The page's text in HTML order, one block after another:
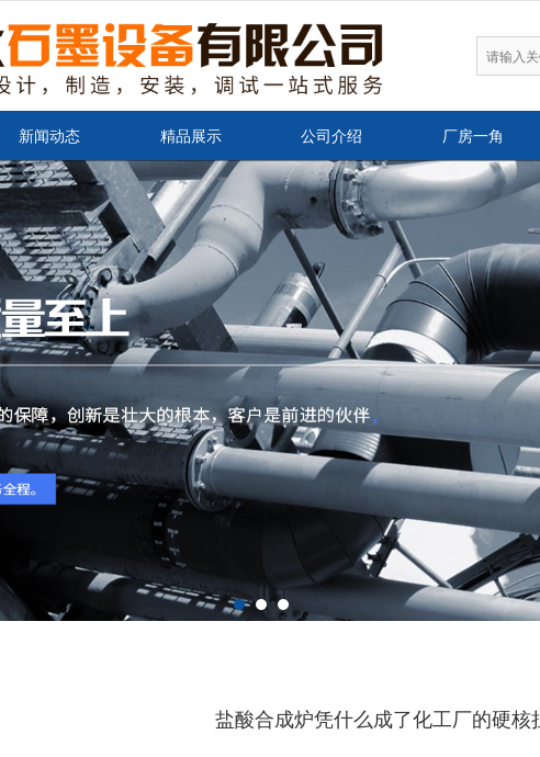
法获得最佳浏览体验，推荐下载安装谷歌浏览器！
新闻动态 精品展示 公司介绍 厂房一角
盐酸合成炉凭什么成了化工厂的硬核